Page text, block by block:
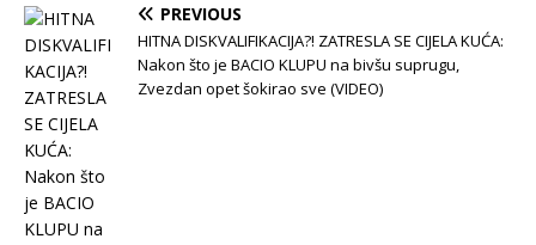
PREVIOUS
HITNA DISKVALIFIKACIJA?! ZATRESLA SE CIJELA KUĆA:
Nakon što je BACIO KLUPU na bivšu suprugu,
Zvezdan opet šokirao sve (VIDEO)